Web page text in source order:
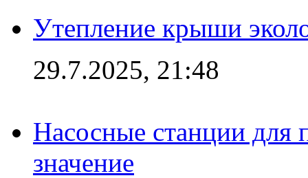
Утепление крыши
29.7.2025, 21:48
Насосные станции для
значение